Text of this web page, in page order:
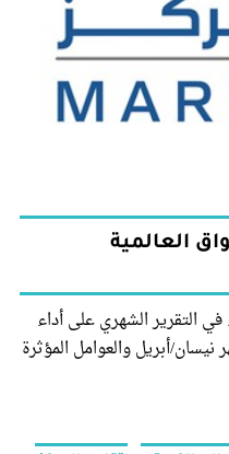
العالمية
التقرير الشهري على أداء
أبريل والعوامل المؤثرة